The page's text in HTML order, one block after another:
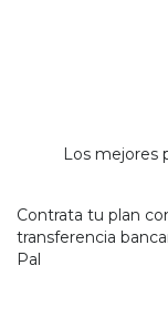
Los mejores
Contrata tu plan
transferencia
Pal